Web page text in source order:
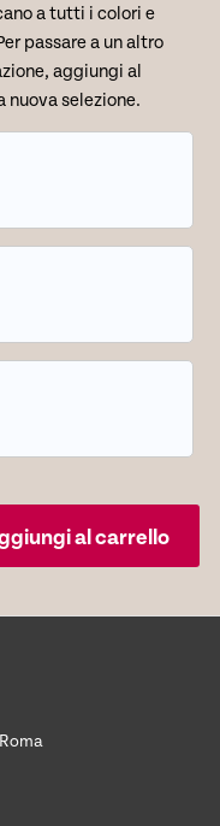
a tutti i colori e
passare a un altro
aggiungi al
nuova selezione.
al carrello